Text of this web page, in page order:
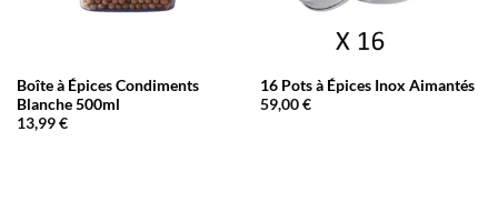
Boîte à Épices Condiments
Blanche 500ml
13,99€
16 Pots à Épices Inox Aimantés
59,00€